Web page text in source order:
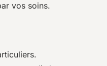
vos soins.